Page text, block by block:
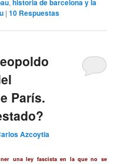
,historia de barcelona y la
|10 Respuestas
París.
Azcoytia
una ley fascista en la que no se